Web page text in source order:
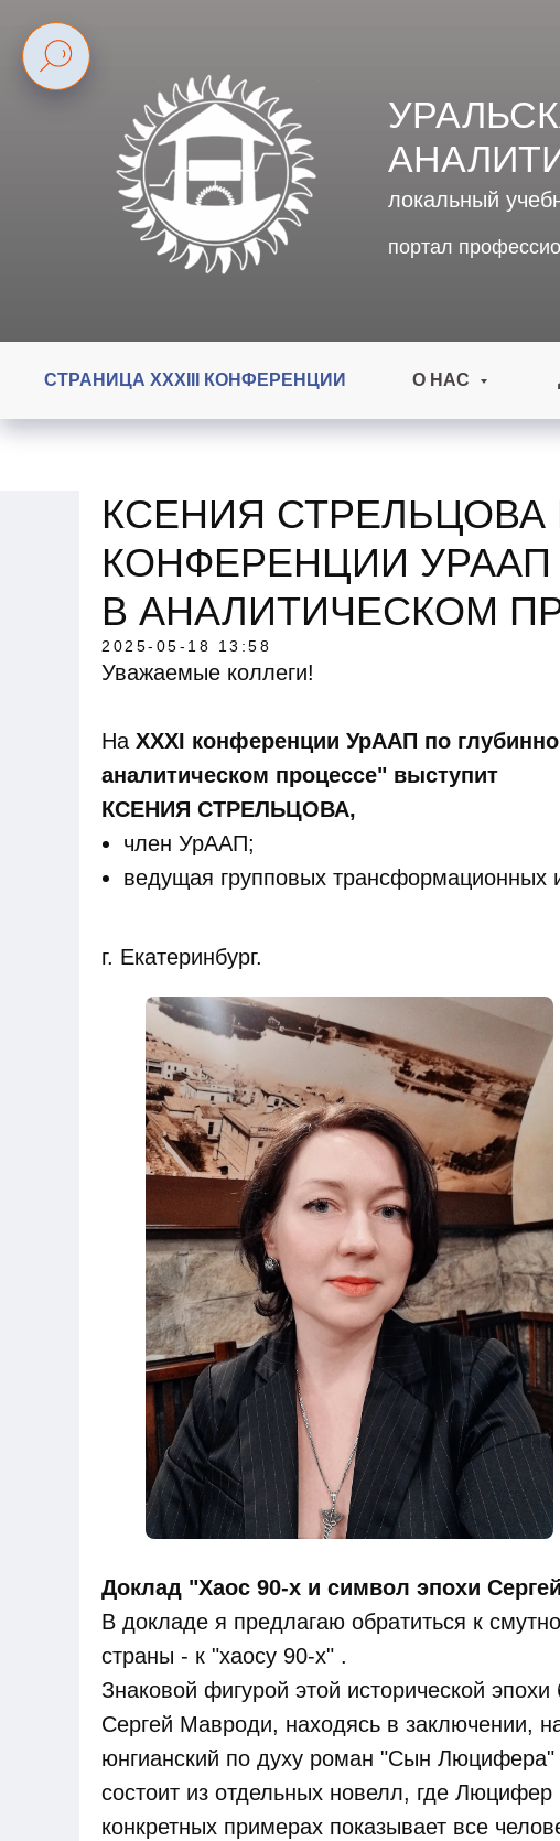
портал
локальный
СТРАНИЦА XXXIII КОНФЕРЕНЦИИ О НАС
КСЕНИЯ СТРЕЛЬЦОВА
КОНФЕРЕНЦИИ
В АНАЛИТИЧЕСКОМ
2025-05-18 13:58
Уважаемые коллеги!
На XXXI конференции УрААП по
аналитическом процессе" выступит
КСЕНИЯ СТРЕЛЬЦОВА,
член УрААП;
ведущая групповых трансформационных
г. Екатеринбург.
Доклад "Хаос 90-х и символ эпохи
В докладе я предлагаю обратиться к
страны - к "хаосу 90-х" .
Знаковой фигурой этой исторической
Сергей Мавроди, находясь в заключении,
юнгианский по духу роман "Сын Люцифера"
состоит из отдельных новелл, где
конкретных примерах показывает все